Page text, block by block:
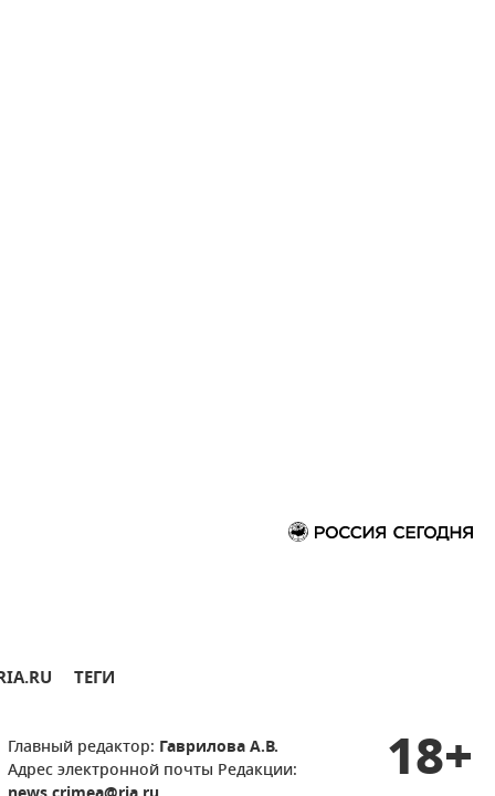
ТЕГИ
Главный редактор: Гаврилова А.В.
Адрес электронной почты Редакции:
18+